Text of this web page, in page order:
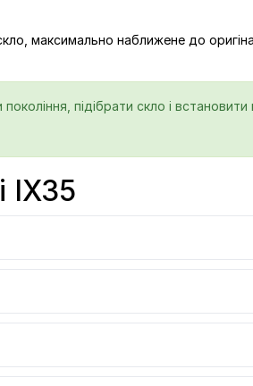
максимально наближене до
підібрати скло і встановити
IX35